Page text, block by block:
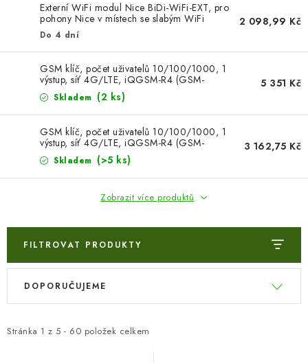
Externí WiFi modul Nice BiDi-WiFi-EXT, pro
pohony Nice v místech se slabým WiFi
signálem
Do 4 dní
2 098,99 Kč
GSM klíč, počet uživatelů 10/100/1000, 1
výstup, síť 4G/LTE, iQGSM-R4 (GSM-
IQGSM-R4-1000)
Skladem (2 ks)
5 351 Kč
GSM klíč, počet uživatelů 10/100/1000, 1
výstup, síť 4G/LTE, iQGSM-R4 (GSM-
IQGSM-R4-100)
Skladem (>5 ks)
3 162,75 Kč
Zobrazit více produktů
FILTROVAT PRODUKTY
V
i
Stránka 1 z 5 - 60 položek celkem
Ř
e
DOPORUČUJEME